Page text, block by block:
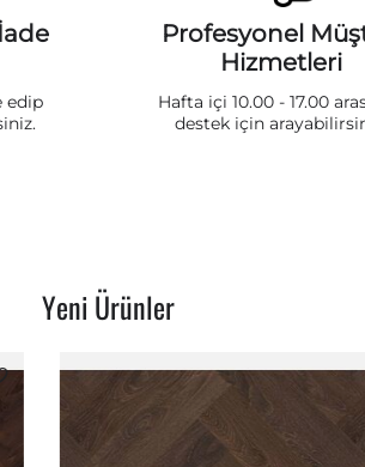
edip
Profesyonel
Hizmetleri
Hafta içi 10.00 - 17.00
destek için
Yeni Ürünler